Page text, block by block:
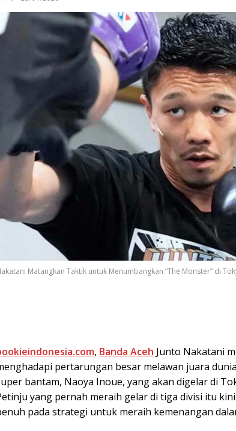
Matangkan Taktik untuk Menumbangkan “The Monster” di
, Banda Aceh Junto Nakatani
pertarungan besar melawan juara
bantam, Naoya Inoue, yang akan digelar di
yang pernah meraih gelar di tiga divisi itu
pada strategi untuk meraih kemenangan